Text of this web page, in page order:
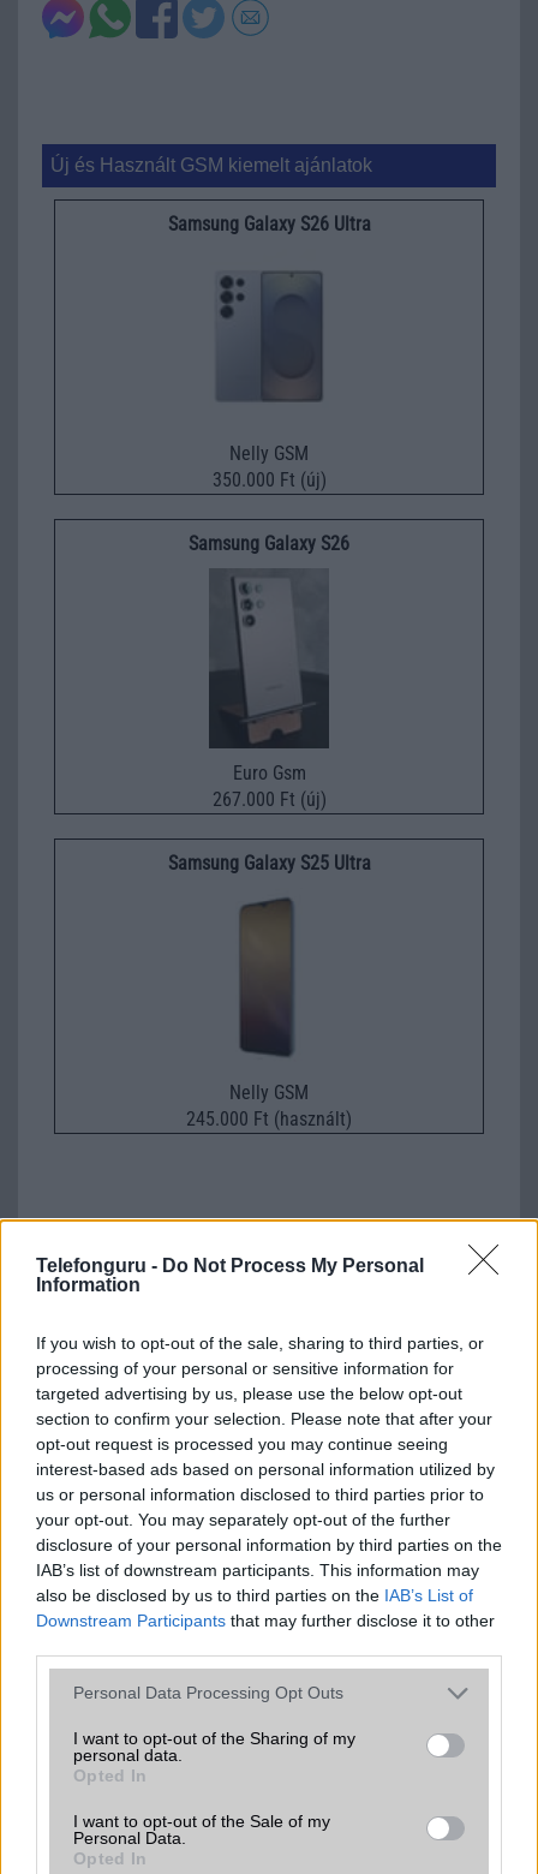
Telefonguru - Do Not Process My Personal
Information
If you wish to opt-out of the sale, sharing to third parties, or
processing of your personal or sensitive information for
targeted advertising by us, please use the below opt-out
section to confirm your selection. Please note that after your
opt-out request is processed you may continue seeing
interest-based ads based on personal information utilized by
us or personal information disclosed to third parties prior to
your opt-out. You may separately opt-out of the further
disclosure of your personal information by third parties on the
IAB’s list of downstream participants. This information may
also be disclosed by us to third parties on the IAB’s List of
Downstream Participants that may further disclose it to other
Please note that this website/app uses one or more Google
not limited to your visit or usage behaviour. You may click to
grant or deny consent to Google and its third-party tags to
use your data for below specified purposes in below Google
consent section.
Personal Data Processing Opt Outs
I want to opt-out of the Sharing of my
personal data.
Opted In
I want to opt-out of the Sale of my
Personal Data.
Opted In
Új és Használt GSM kiemelt ajánlatok
Samsung Galaxy S26 Ultra
Nelly GSM
350.000 Ft (új)
Samsung Galaxy S26
Euro Gsm
267.000 Ft (új)
Samsung Galaxy S25 Ultra
Nelly GSM
245.000 Ft (használt)
Számos népszerű Samsung Galaxy
készülék kimarad a One UI 9
2026.06.30 | Phone Arena
A One UI 9 érkezése új mesterséges intelligencia-
funkciókat és továbbfejlesztett kezelőfelületet hoz,
azonban több korábbi csúcskategóriás és középkategóriás
Galaxy készülék számára ez lesz az út vége.
iPhone 18 bemutató dátum - ekkor
rántja le a leplet az Apple az új
csúcsmobilokról
2026.06.29 | Phone Arena
A szeptemberi eseményen az iPhone 18 Pro modellek
mellett a régóta pletykált hajlítható iPhone Ultra is
bemutatkozhat, miközben az áremelésekről szóló
találgatások továbbra is beárnyékolják a rajtot.
Az Android rejtett automatizmusai: hat
funkció, amely észrevétlenül könnyíti
meg a mindennapokat
2026.06.14 | Android Police
Sok felhasználó külön alkalmazásokra esküszik, pedig az
Android már évek óta olyan intelligens funkciókat kínál,